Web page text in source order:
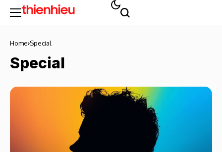
Home Special
Special